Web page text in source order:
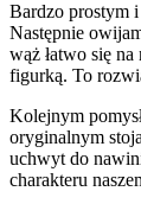
Bardzo prostym
Następnie
wąż łatwo się
figurką. To
Kolejnym
oryginalnym
uchwyt do
charakteru